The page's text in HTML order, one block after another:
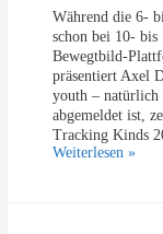
e
h
t
n
o
c
h
w
0
0
P
l
u
s
Während die 6-
schon bei 10- bis
Bewegtbild-
präsentiert Axel
youth –
abgemeldet ist,
Tracking Kinds
K
Weiterlesen »